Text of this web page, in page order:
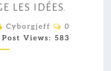
E
LES IDÉES.
Cyborgjeff
C
M
0
Post Views: 583